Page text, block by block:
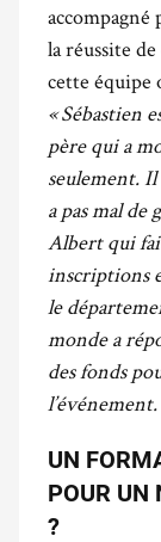
la réussite
cette équipe
« Sébastien
père qui a
seulement.
a pas mal de
Albert qui
inscriptions
le
monde a
des fonds
l’événement.
UN
POUR UN
?